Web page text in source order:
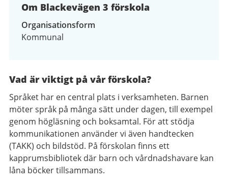
Om Blackevägen 3 förskola
Organisationsform
Kommunal
Vad är viktigt på vår förskola?
Språket har en central plats i verksamheten. Barnen
möter språk på många sätt under dagen, till exempel
genom högläsning och boksamtal. För att stödja
kommunikationen använder vi även handtecken
(TAKK) och bildstöd. På förskolan finns ett
kapprumsbibliotek där barn och vårdnadshavare kan
låna böcker tillsammans.